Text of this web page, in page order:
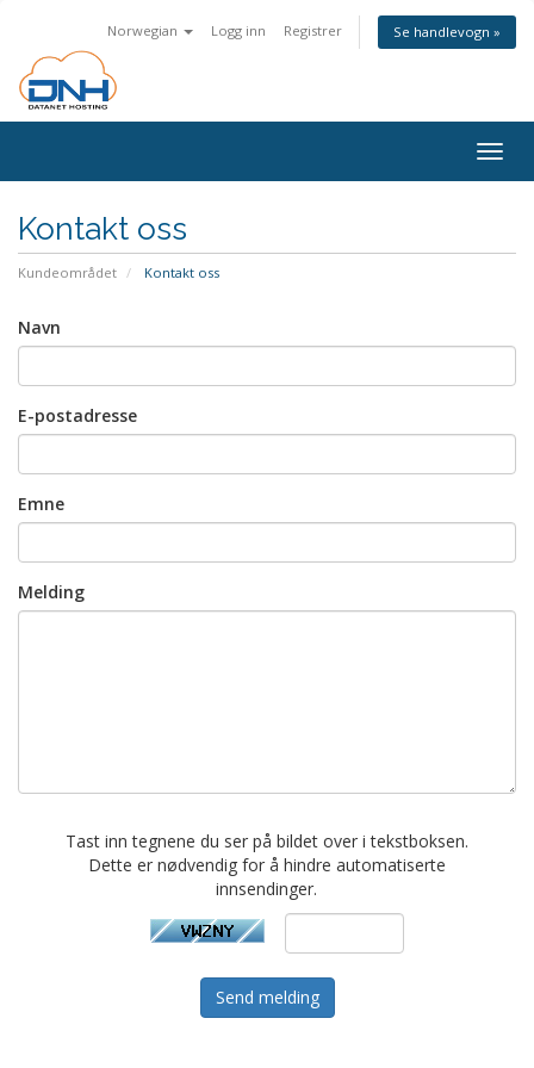
Norwegian Logg inn Registrer Se handlevogn »
Kontakt oss
Kundeområdet Kontakt oss
Navn
E-postadresse
Emne
Melding
Tast inn tegnene du ser på bildet over i tekstboksen.
Dette er nødvendig for å hindre automatiserte
innsendinger.
Send melding